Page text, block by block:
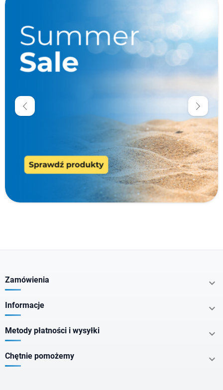
Promocje
Krótka data
Cena
Dla kogo
Zamówienia 
Informacje 
Metody płatności i wysyłki 
Chętnie pomożemy 